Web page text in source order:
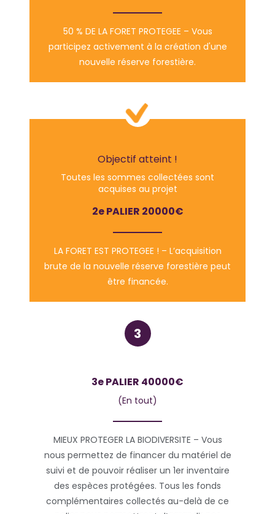
50 % DE LA FORET PROTEGEE – Vous
participez activement à la création d'une
nouvelle réserve forestière.
Objectif atteint !
Toutes les sommes collectées sont
acquises au projet
2e PALIER 20000€
LA FORET EST PROTEGEE ! – L’acquisition
brute de la nouvelle réserve forestière peut
être financée.
3e PALIER 40000€
(En tout)
MIEUX PROTEGER LA BIODIVERSITE – Vous
nous permettez de financer du matériel de
suivi et de pouvoir réaliser un 1er inventaire
des espèces protégées. Tous les fonds
complémentaires collectés au-delà de ce